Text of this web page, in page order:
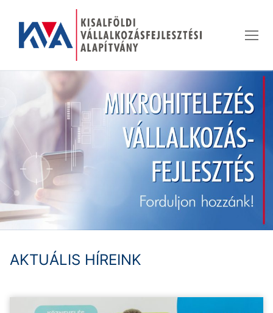
tartalomra
AKTUÁLIS HÍREINK